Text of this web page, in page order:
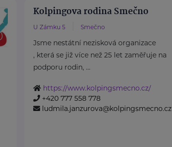
Kolpingova rodina Smečno
U Zámku 5 Smečno
Jsme nestátní nezisková organizace
, která se již více než 25 let zaměřuje na
podporu rodin, ...
https://www.kolpingsmecno.cz/
+420 777 558 778
ludmila.janzurova@kolpingsmecno.cz